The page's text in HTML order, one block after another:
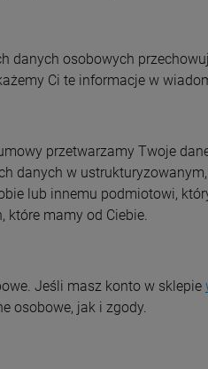
szt.
danych osobowych
Ci te informacje w
przetwarzamy Twoje
danych w
lub innemu podmiotowi,
które mamy od Ciebie.
Jeśli masz konto w sklepie
osobowe, jak i zgody.